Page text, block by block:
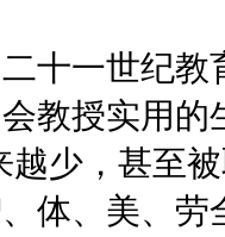
二十一世纪教
教授实用
少，甚至
体、美、